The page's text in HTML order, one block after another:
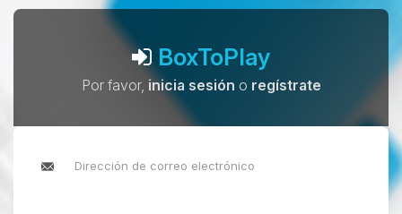
BoxToPlay
Por favor, inicia sesión o regístrate